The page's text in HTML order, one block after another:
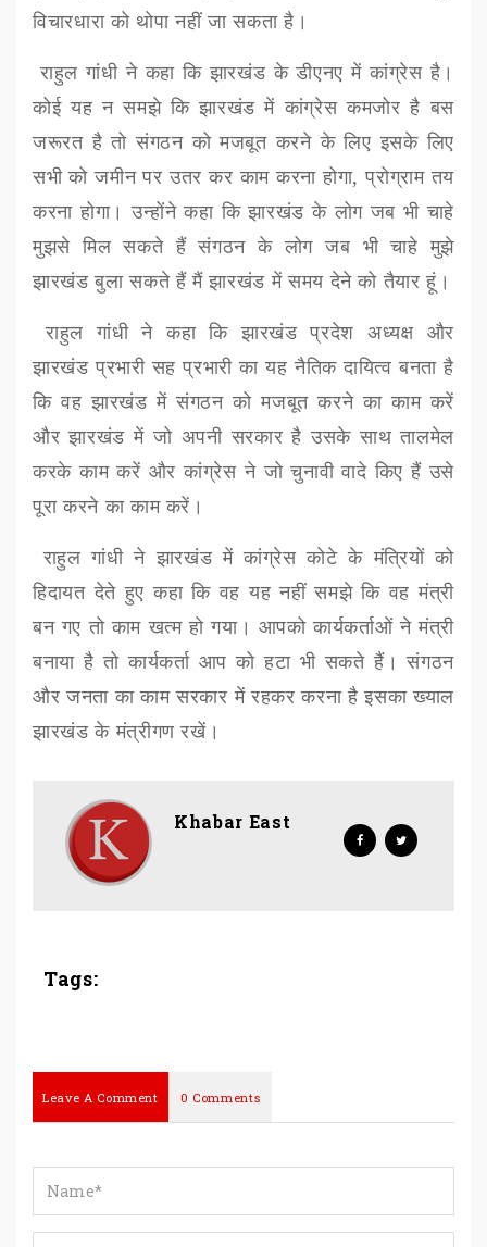
विचारधारा को थोपा नहीं जा सकता है।
राहुल गांधी ने कहा कि झारखंड के डीएनए में कांग्रेस है।
कोई यह न समझे कि झारखंड में कांग्रेस कमजोर है बस
जरूरत है तो संगठन को मजबूत करने के लिए इसके लिए
सभी को जमीन पर उतर कर काम करना होगा, प्रोग्राम तय
करना होगा। उन्होंने कहा कि झारखंड के लोग जब भी चाहे
मुझसे मिल सकते हैं संगठन के लोग जब भी चाहे मुझे
झारखंड बुला सकते हैं मैं झारखंड में समय देने को तैयार हूं।
राहुल गांधी ने कहा कि झारखंड प्रदेश अध्यक्ष और
झारखंड प्रभारी सह प्रभारी का यह नैतिक दायित्व बनता है
कि वह झारखंड में संगठन को मजबूत करने का काम करें
और झारखंड में जो अपनी सरकार है उसके साथ तालमेल
करके काम करें और कांग्रेस ने जो चुनावी वादे किए हैं उसे
पूरा करने का काम करें।
राहुल गांधी ने झारखंड में कांग्रेस कोटे के मंत्रियों को
हिदायत देते हुए कहा कि वह यह नहीं समझे कि वह मंत्री
बन गए तो काम खत्म हो गया। आपको कार्यकर्ताओं ने मंत्री
बनाया है तो कार्यकर्ता आप को हटा भी सकते हैं। संगठन
और जनता का काम सरकार में रहकर करना है इसका ख्याल
झारखंड के मंत्रीगण रखें।
Khabar East
Tags:
Leave A Comment 0 Comments